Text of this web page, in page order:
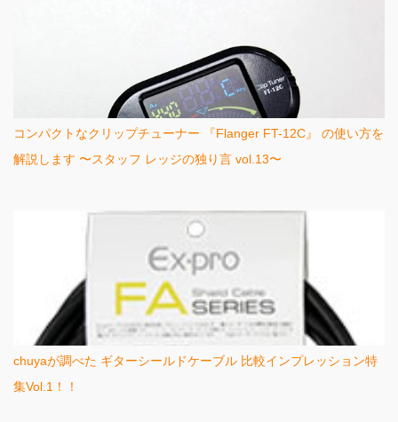
コンパクトなクリップチューナー 『Flanger FT-12C』 の使い方を
解説します 〜スタッフ レッジの独り言 vol.13〜
chuyaが調べた ギターシールドケーブル 比較インプレッション特
集Vol.1！！